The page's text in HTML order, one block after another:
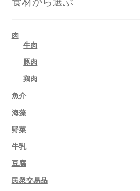
肉
牛肉
豚肉
鶏肉
魚介
海藻
野菜
牛乳
豆腐
民衆交易品